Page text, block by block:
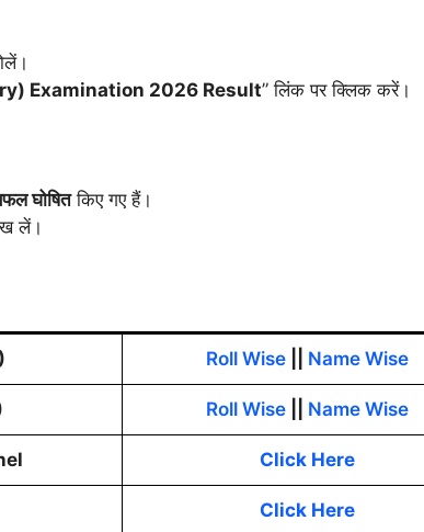
Examination 2026 Result” लिंक पर क्लिक करें।
घोषितकिए गए हैं।
लें।
Roll Wise|| Name Wise
Roll Wise|| Name Wise
Click Here
Click Here